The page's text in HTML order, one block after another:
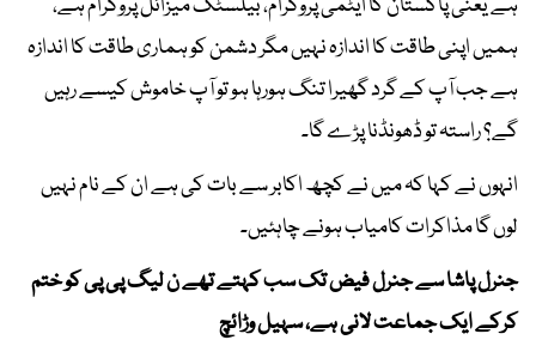
ہے یعنی پاکستان کا ایٹمی پروگرام، بیلسٹک میزائل پروگرام ہے،
ہمیں اپنی طاقت کا اندازہ نہیں مگر دشمن کو ہماری طاقت کا اندازہ
ہے جب آپ کے گرد گھیرا تنگ ہورہا ہو تو آپ خاموش کیسے رہیں
گے؟ راستہ تو ڈھونڈنا پڑے گا۔
انہوں نے کہا کہ میں نے کچھ اکابر سے بات کی ہے ان کے نام نہیں
لوں گا مذاکرات کامیاب ہونے چاہئیں۔
جنرل پاشا سے جنرل فیض تک سب کہتے تھے ن لیگ پی پی کو ختم
کرکے ایک جماعت لانی ہے، سہیل وڑائچ